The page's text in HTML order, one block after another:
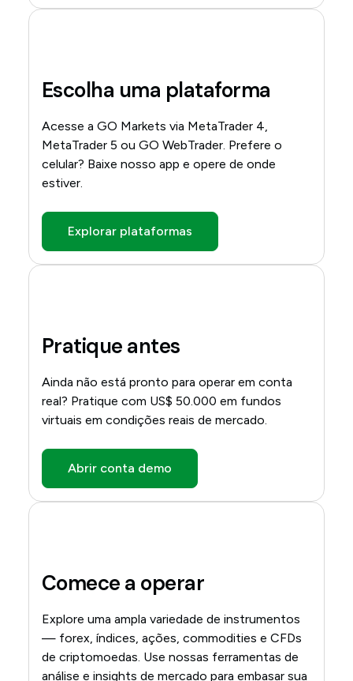
Escolha uma plataforma
Acesse a GO Markets via MetaTrader 4,
MetaTrader 5 ou GO WebTrader. Prefere o
celular? Baixe nosso app e opere de onde
estiver.
Explorar plataformas
Pratique antes
Ainda não está pronto para operar em conta
real? Pratique com US$ 50.000 em fundos
virtuais em condições reais de mercado.
Abrir conta demo
Comece a operar
Explore uma ampla variedade de instrumentos
— forex, índices, ações, commodities e CFDs
de criptomoedas. Use nossas ferramentas de
análise e insights de mercado para embasar sua